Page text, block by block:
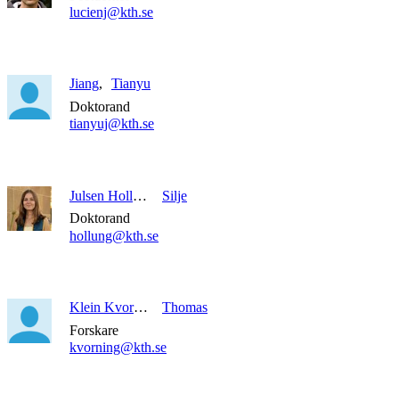
lucienj@kth.se
Jiang
Tianyu
Doktorand
tianyuj@kth.se
Julsen Hollung
Silje
Doktorand
hollung@kth.se
Klein Kvorning
Thomas
Forskare
kvorning@kth.se